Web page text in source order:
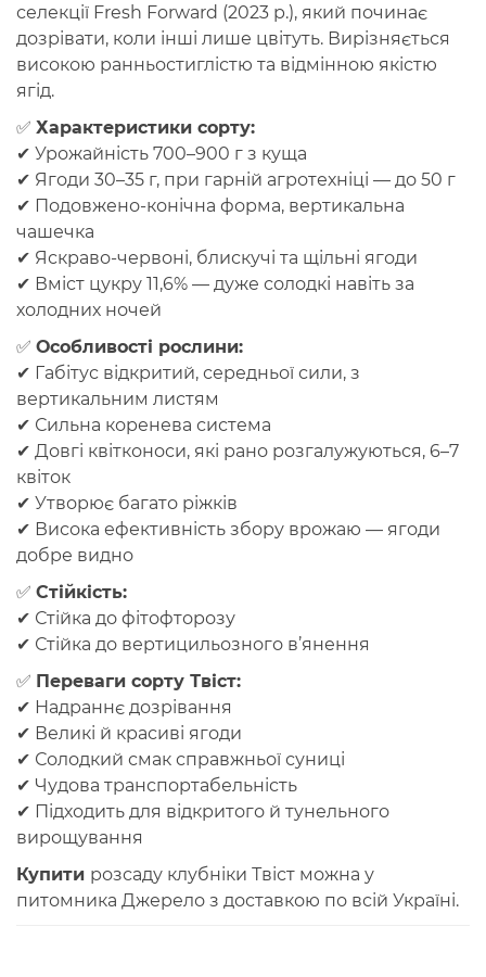
селекції Fresh Forward (2023 р.), який починає
дозрівати, коли інші лише цвітуть. Вирізняється
високою ранньостиглістю та відмінною якістю
ягід.
✅ Характеристики сорту:
✔ Урожайність 700–900 г з куща
✔ Ягоди 30–35 г, при гарній агротехніці — до 50 г
✔ Подовжено-конічна форма, вертикальна
чашечка
✔ Яскраво-червоні, блискучі та щільні ягоди
✔ Вміст цукру 11,6% — дуже солодкі навіть за
холодних ночей
✅ Особливості рослини:
✔ Габітус відкритий, середньої сили, з
вертикальним листям
✔ Сильна коренева система
✔ Довгі квітконоси, які рано розгалужуються, 6–7
квіток
✔ Утворює багато ріжків
✔ Висока ефективність збору врожаю — ягоди
добре видно
✅ Стійкість:
✔ Стійка до фітофторозу
✔ Стійка до вертицильозного в’янення
✅ Переваги сорту Твіст:
✔ Надраннє дозрівання
✔ Великі й красиві ягоди
✔ Солодкий смак справжньої суниці
✔ Чудова транспортабельність
✔ Підходить для відкритого й тунельного
вирощування
Купити розсаду клубніки Твіст можна у
питомника Джерело з доставкою по всій Україні.